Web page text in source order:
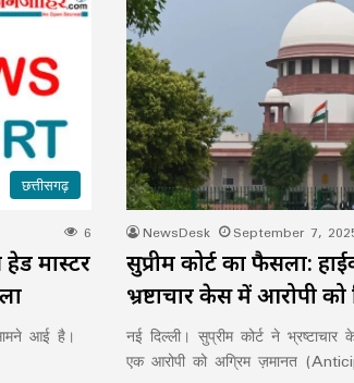
छत्तीसगढ़
6
मास्टर
आई है।
NewsDesk September 7,
सुप्रीम कोर्ट का फैसला:
भ्रष्टाचार केस में आरोपी
नई दिल्ली। सुप्रीम कोर्ट ने
एक आरोपी को अग्रिम ज़मानत